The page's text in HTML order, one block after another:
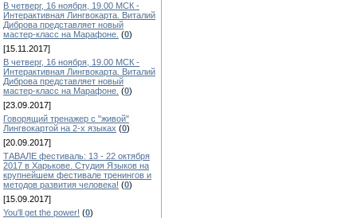
В четверг, 16 ноября, 19.00 МСК -
Интерактивная Лингвокарта. Виталий
Диброва представляет новый
мастер-класс на Марафоне. (0)
[15.11.2017]
В четверг, 16 ноября, 19.00 МСК -
Интерактивная Лингвокарта. Виталий
Диброва представляет новый
мастер-класс на Марафоне. (0)
[23.09.2017]
Говорящий тренажер с "живой"
Лингвокартой на 2-х языках (0)
[20.09.2017]
ТАВАЛЕ фестиваль: 13 - 22 октября
2017 в Харькове. Студия Языков на
крупнейшем фестивале тренингов и
методов развития человека! (0)
[15.09.2017]
You'll get the power! (0)